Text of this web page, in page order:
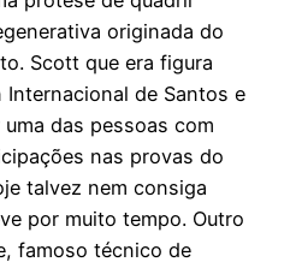
originada do
Scott que era figura
de Santos e
das pessoas com
nas provas do
talvez nem consiga
por muito tempo. Outro
famoso técnico de